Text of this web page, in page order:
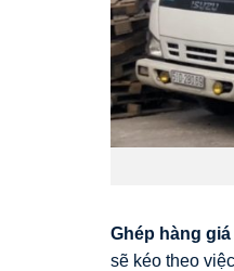
Ghép hàng
sẽ kéo theo